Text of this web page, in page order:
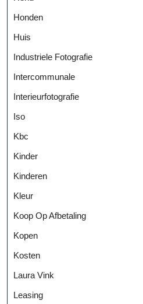
Honden
Huis
Industriele Fotografie
Intercommunale
Interieurfotografie
Iso
Kbc
Kinder
Kinderen
Kleur
Koop Op Afbetaling
Kopen
Kosten
Laura Vink
Leasing